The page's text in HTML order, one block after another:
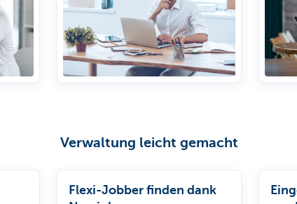
Verwaltung leicht gemacht
Flexi-Jobber finden dank